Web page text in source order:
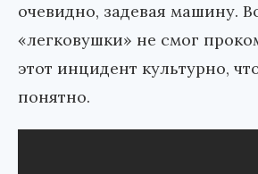
очевидно, задевая машину.
«легковушки» не смог
этот инцидент культурно,
понятно.